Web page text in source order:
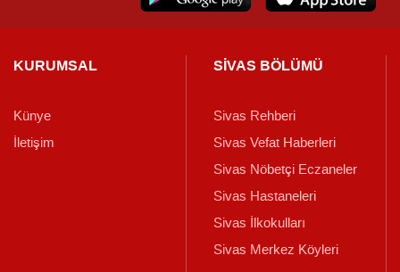
KURUMSAL
Künye
İletişim
SİVAS BÖLÜMÜ
Sivas Rehberi
Sivas Vefat Haberleri
Sivas Nöbetçi Eczaneler
Sivas Hastaneleri
Sivas İlkokulları
Sivas Merkez Köyleri